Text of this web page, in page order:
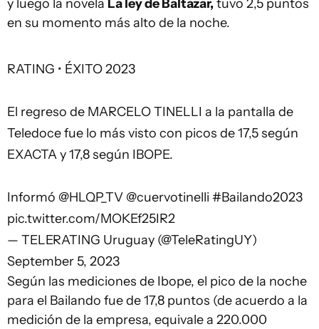
y luego la novela La ley de Baltazar, tuvo 2,5 puntos
en su momento más alto de la noche.
RATING • ÉXITO 2023
El regreso de MARCELO TINELLI a la pantalla de
Teledoce fue lo más visto con picos de 17,5 según
EXACTA y 17,8 según IBOPE.
Informó @HLQP_TV @cuervotinelli #Bailando2023
pic.twitter.com/MOKEf25IR2
— TELERATING Uruguay (@TeleRatingUY)
September 5, 2023
Según las mediciones de Ibope, el pico de la noche
para el Bailando fue de 17,8 puntos (de acuerdo a la
medición de la empresa, equivale a 220.000